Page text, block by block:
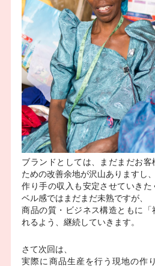
ブランドとしては、まだまだお
ための改善余地が沢山ありますし、
作り手の収入も安定させていき
ベル感ではまだまだ未熟ですが、
商品の質・ビジネス構造ともに
れるよう、継続していきます。
さて次回は、
実際に商品生産を行う現地の作